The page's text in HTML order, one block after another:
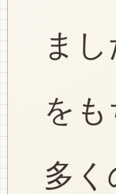
ま
を
多